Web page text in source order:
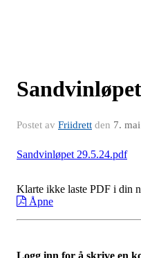
Postet av Friidrett den 7.
Sandvinløpet 29.5.24.pdf
Klarte ikke laste PDF i din
Åpne
Logg inn for å skrive en